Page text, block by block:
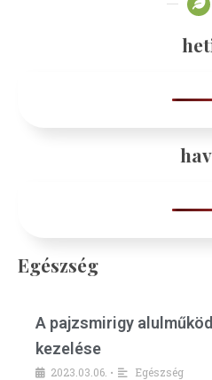
Egészség
A pajzsmirigy
kezelése
2023.03.06. •
Egészség